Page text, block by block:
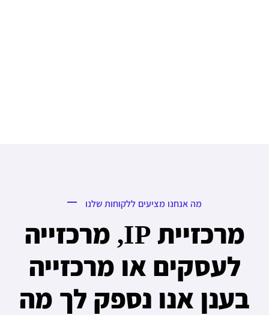
מה אנחנו מציעים ללקוחות שלנו
מרכזיית IP, מרכזייה
לעסקים או מרכזייה
בענן אנו נספק לך מה